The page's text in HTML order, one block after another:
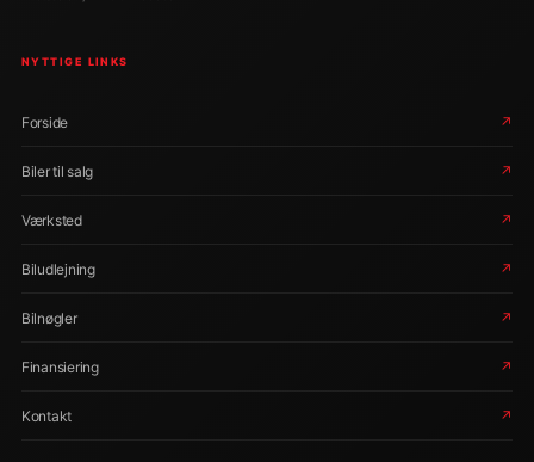
NYTTIGE LINKS
Forside ↗
Biler til salg ↗
Værksted ↗
Biludlejning ↗
Bilnøgler ↗
Finansiering ↗
Kontakt ↗